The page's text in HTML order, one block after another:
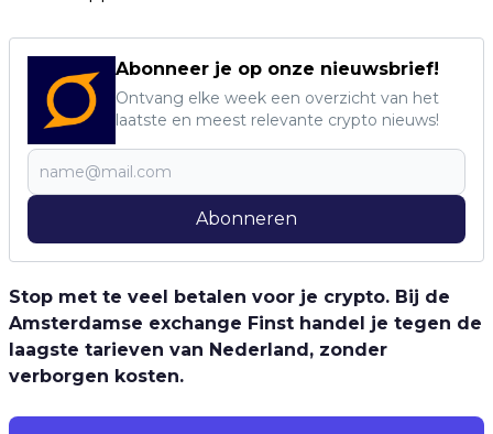
Abonneer je op onze nieuwsbrief!
Ontvang elke week een overzicht van het
laatste en meest relevante crypto nieuws!
Abonneren
Stop met te veel betalen voor je crypto. Bij de
Amsterdamse exchange Finst handel je tegen de
laagste tarieven van Nederland, zonder
verborgen kosten.